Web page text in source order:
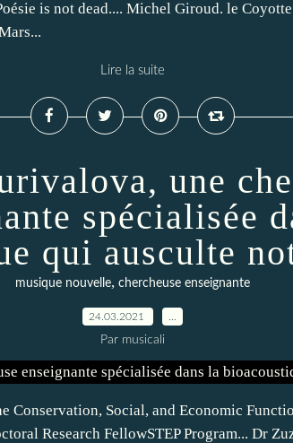
is not dead.... Michel Giroud. le
Lire la suite
une
spécialisée
qui ausculte
musique nouvelle, chercheuse enseignante
24.03.2021
Par musicali
Conservation, Social, and Economic
Research FellowSTEP Program... Dr